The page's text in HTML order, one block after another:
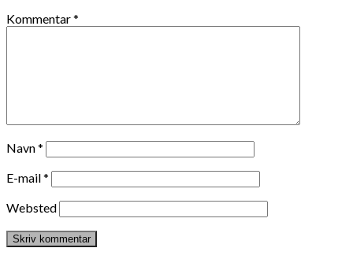
Kommentar*
Navn*
E-mail*
Websted